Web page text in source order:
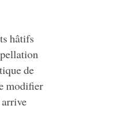
hâtifs
de
modifier